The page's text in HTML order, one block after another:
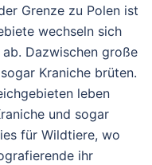
Grenze zu Polen ist
wechseln sich
Dazwischen große
Kraniche brüten.
leben
und sogar
für Wildtiere, wo
ihr